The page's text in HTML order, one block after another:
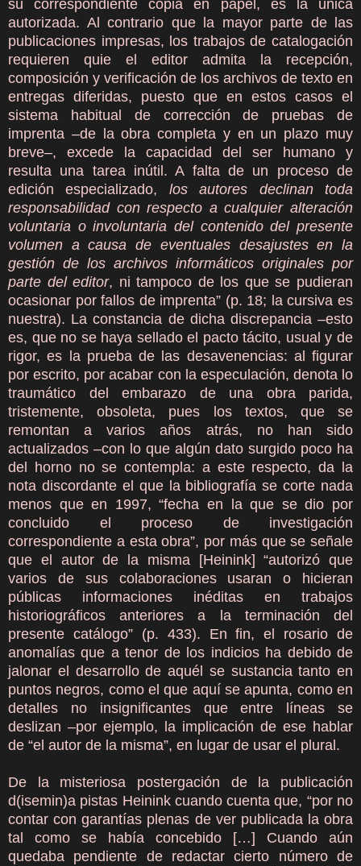
su correspondiente copia en papel, es la única
autorizada. Al contrario que la mayor parte de las
publicaciones impresas, los trabajos de catalogación
requieren quie el editor admita la recepción,
composición y verificación de los archivos de texto en
entregas diferidas, puesto que en estos casos el
sistema habitual de corrección de pruebas de
imprenta –de la obra completa y en un plazo muy
breve–, excede la capacidad del ser humano y
resulta una tarea inútil. A falta de un proceso de
edición especializado, los autores declinan toda
responsabilidad con respecto a cualquier alteración
voluntaria o involuntaria del contenido del presente
volumen a causa de eventuales desajustes en la
gestión de los archivos informáticos originales por
parte del editor, ni tampoco de los que se pudieran
ocasionar por fallos de imprenta” (p. 18; la cursiva es
nuestra). La constancia de dicha discrepancia –esto
es, que no se haya sellado el pacto tácito, usual y de
rigor, es la prueba de las desavenencias: al figurar
por escrito, por acabar con la especulación, denota lo
traumático del embarazo de una obra parida,
tristemente, obsoleta, pues los textos, que se
remontan a varios años atrás, no han sido
actualizados –con lo que algún dato surgido poco ha
del horno no se contempla: a este respecto, da la
nota discordante el que la bibliografía se corte nada
menos que en 1997, “fecha en la que se dio por
concluido el proceso de investigación
correspondiente a esta obra”, por más que se señale
que el autor de la misma [Heinink] “autorizó que
varios de sus colaboraciones usaran o hicieran
públicas informaciones inéditas en trabajos
historiográficos anteriores a la terminación del
presente catálogo” (p. 433). En fin, el rosario de
anomalías que a tenor de los indicios ha debido de
jalonar el desarrollo de aquél se sustancia tanto en
puntos negros, como el que aquí se apunta, como en
detalles no insignificantes que entre líneas se
deslizan –por ejemplo, la implicación de ese hablar
de “el autor de la misma”, en lugar de usar el plural.
De la misteriosa postergación de la publicación
d(isemin)a pistas Heinink cuando cuenta que, “por no
contar con garantías plenas de ver publicada la obra
tal como se había concebido […] Cuando aún
quedaba pendiente de redactar cierto número de